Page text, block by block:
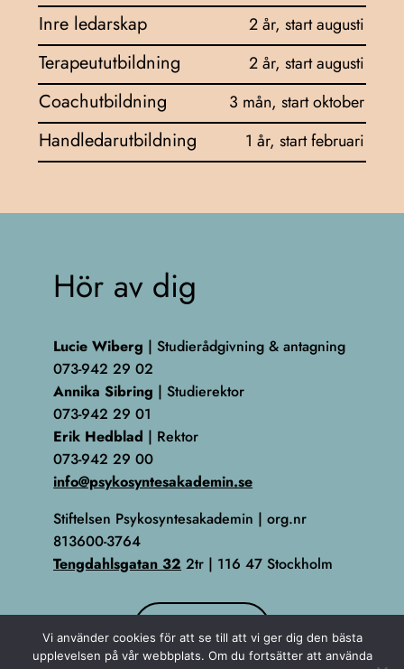
Inre ledarskap 2 år, start augusti
Terapeututbildning 2 år, start augusti
Coachutbildning 3 mån, start oktober
Handledarutbildning 1 år, start februari
Hör av dig
Lucie Wiberg | Studierådgivning & antagning
073-942 29 02
Annika Sibring | Studierektor
073-942 29 01
Erik Hedblad | Rektor
073-942 29 00
info@psykosyntesakademin.se
Stiftelsen Psykosyntesakademin | org.nr
813600-3764
Tengdahlsgatan 32 2tr | 116 47 Stockholm
Vi använder cookies för att se till att vi ger dig den bästa
upplevelsen på vår webbplats. Om du fortsätter att använda